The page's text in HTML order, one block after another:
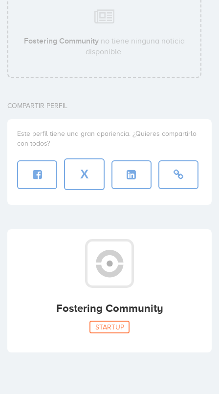
Fostering Community no tiene ninguna noticia
disponible.
COMPARTIR PERFIL
Este perfil tiene una gran apariencia. ¿Quieres compartirlo
con todos?
X
Fostering Community
STARTUP